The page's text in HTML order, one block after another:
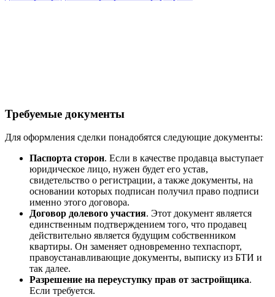
Требуемые документы
Для оформления сделки понадобятся следующие документы:
Паспорта сторон. Если в качестве продавца выступает
юридическое лицо, нужен будет его устав,
свидетельство о регистрации, а также документы, на
основании которых подписан получил право подписи
именно этого договора.
Договор долевого участия. Этот документ является
единственным подтверждением того, что продавец
действительно является будущим собственником
квартиры. Он заменяет одновременно техпаспорт,
правоустанавливающие документы, выписку из БТИ и
так далее.
Разрешение на переуступку прав от застройщика.
Если требуется.